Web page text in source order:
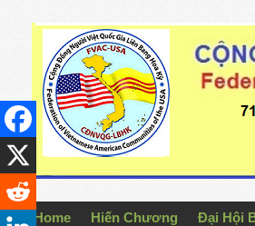
Home Hiến Chương Đại Hội